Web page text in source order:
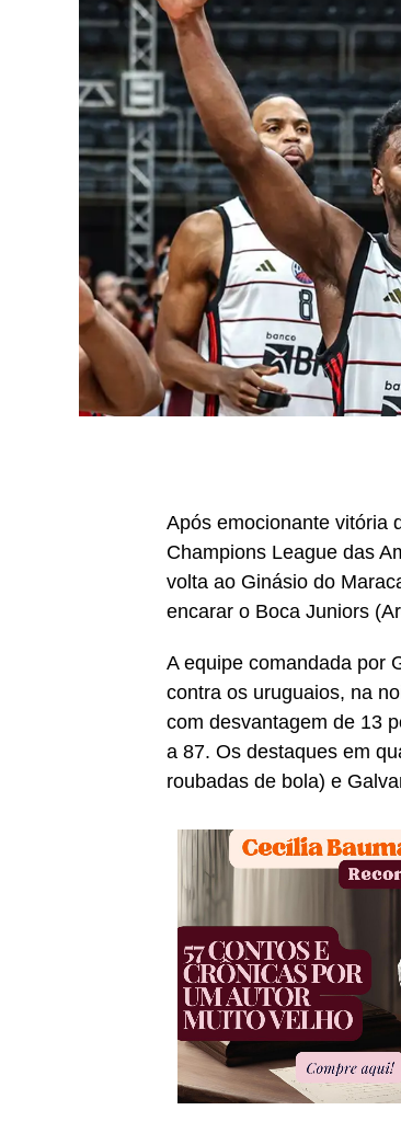
Após emocionante vitória
Champions League das
volta ao Ginásio do
encarar o Boca Juniors
A equipe comandada por
contra os uruguaios, na
com desvantagem de 13
a 87. Os destaques em
roubadas de bola) e